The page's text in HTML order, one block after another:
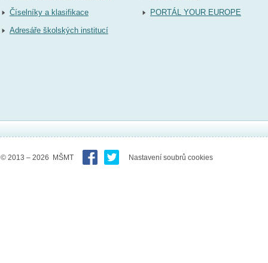
Číselníky a klasifikace
Adresáře školských institucí
PORTÁL YOUR EUROPE
© 2013 – 2026 MŠMT Nastavení soubrů cookies